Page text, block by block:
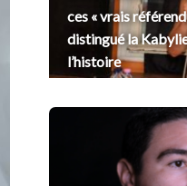
ces « vrais
distingué la
l’histoire